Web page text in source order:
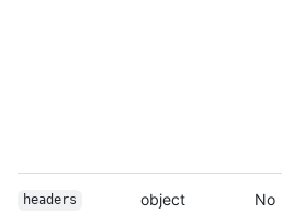
headers object No